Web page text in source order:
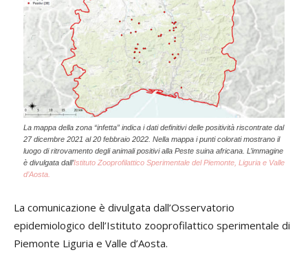
La mappa della zona “infetta” indica i dati definitivi delle positività riscontrate dal
27 dicembre 2021 al 20 febbraio 2022. Nella mappa i punti colorati mostrano il
luogo di ritrovamento degli animali positivi alla Peste suina africana. L’immagine
è divulgata dall’Istituto Zooprofilattico Sperimentale del Piemonte, Liguria e Valle
d’Aosta.
La comunicazione è divulgata dall’Osservatorio
epidemiologico dell’Istituto zooprofilattico sperimentale di
Piemonte Liguria e Valle d’Aosta.